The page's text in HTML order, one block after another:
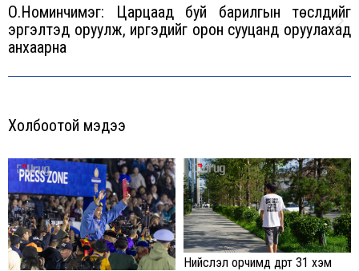
Next
О.Номинчимэг: Царцаад буй барилгын төслүүдийг
эргэлтэд оруулж, иргэдийг орон сууцанд оруулахад
анхаарна
Холбоотой мэдээ
Нийслэл орчимд өдөртөө 31 хэм